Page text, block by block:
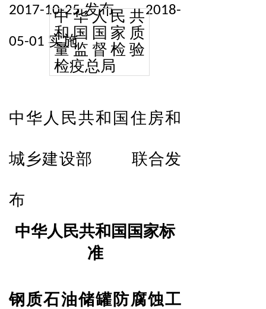
中华人民共
和国国家质
量监督检验
检疫总局
2017-10-25发布 2018-
05-01 实施
中华人民共和国住房和
城乡建设部 联合发
布
中华人民共和国国家标
准
钢质石油储罐防腐蚀工